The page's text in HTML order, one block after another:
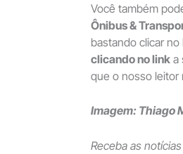
Você também
Ônibus &
bastando clicar
clicando no link a
que o nosso leitor
Imagem: Thiago
Receba as